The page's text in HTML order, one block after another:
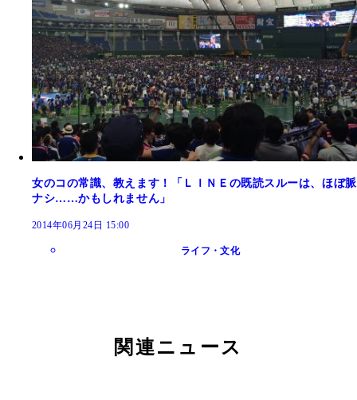
女のコの常識、教えます！「ＬＩＮＥの既読スルーは、ほぼ脈
ナシ……かもしれません」
2014年06月24日 15:00
ライフ・文化
関連ニュース